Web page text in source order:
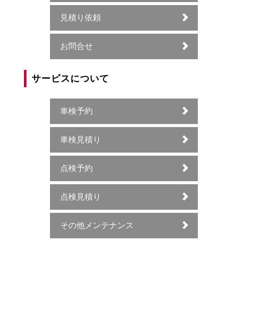
見積り依頼
お問合せ
サービスについて
車検予約
車検見積り
点検予約
点検見積り
その他メンテナンス